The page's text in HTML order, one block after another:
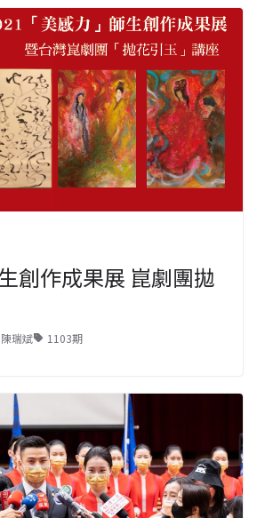
創作成果展 崑劇團拋
瑞斌 1103期